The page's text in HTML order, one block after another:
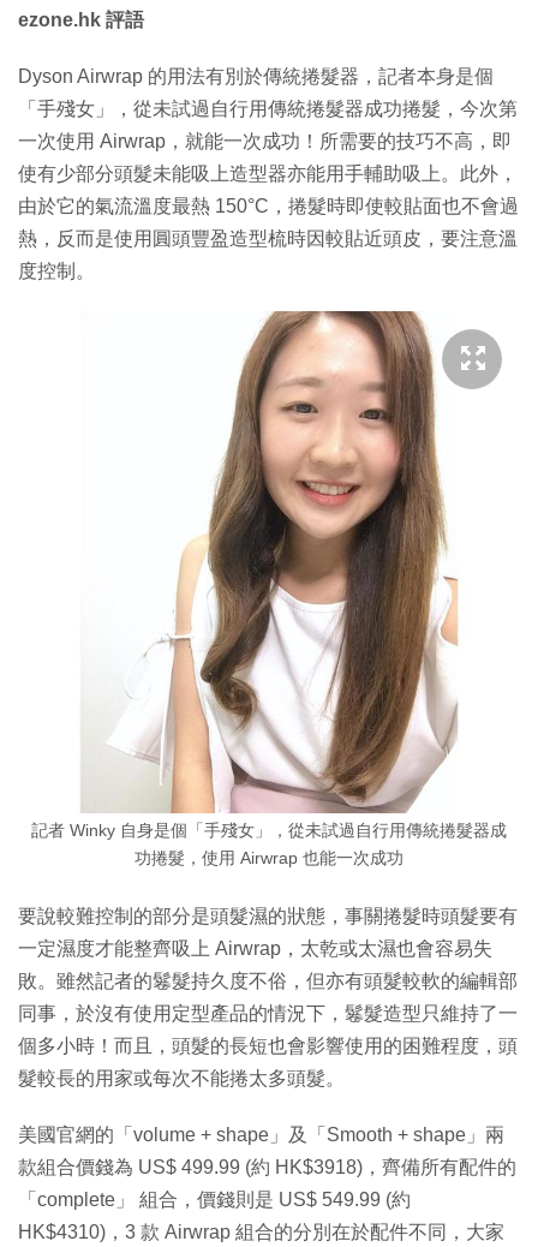
ezone.hk 評語
Dyson Airwrap 的用法有別於傳統捲髮器，記者本身是個
「手殘女」，從未試過自行用傳統捲髮器成功捲髮，今次第
一次使用 Airwrap，就能一次成功！所需要的技巧不高，即
使有少部分頭髮未能吸上造型器亦能用手輔助吸上。此外，
由於它的氣流溫度最熱 150°C，捲髮時即使較貼面也不會過
熱，反而是使用圓頭豐盈造型梳時因較貼近頭皮，要注意溫
度控制。
記者 Winky 自身是個「手殘女」，從未試過自行用傳統捲髮器成
功捲髮，使用 Airwrap 也能一次成功
要說較難控制的部分是頭髮濕的狀態，事關捲髮時頭髮要有
一定濕度才能整齊吸上 Airwrap，太乾或太濕也會容易失
敗。雖然記者的鬈髮持久度不俗，但亦有頭髮較軟的編輯部
同事，於沒有使用定型產品的情況下，鬈髮造型只維持了一
個多小時！而且，頭髮的長短也會影響使用的困難程度，頭
髮較長的用家或每次不能捲太多頭髮。
美國官網的「volume + shape」及「Smooth + shape」兩
款組合價錢為 US$ 499.99 (約 HK$3918)，齊備所有配件的
「complete」 組合，價錢則是 US$ 549.99 (約
HK$4310)，3 款 Airwrap 組合的分別在於配件不同，大家